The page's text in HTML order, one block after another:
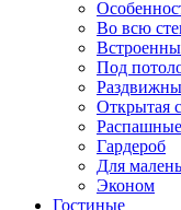
Во всю
Под
Открытая
Распашные
Гардероб
Для
Эконом
Гостиные